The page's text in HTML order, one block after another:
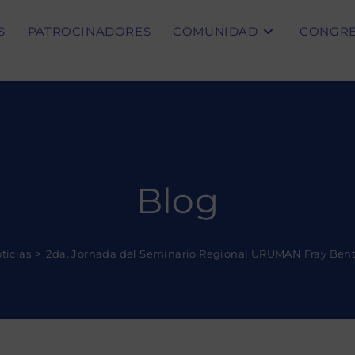
PATROCINADORES COMUNIDAD
Blog
> 2da. Jornada del Seminario Regional URUMAN Fray